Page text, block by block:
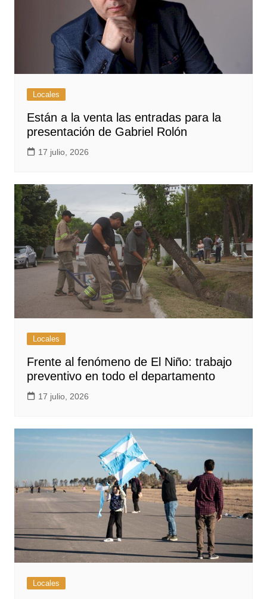
Locales
Están a la venta las entradas para la
presentación de Gabriel Rolón
17 julio, 2026
Locales
Frente al fenómeno de El Niño: trabajo
preventivo en todo el departamento
17 julio, 2026
Locales